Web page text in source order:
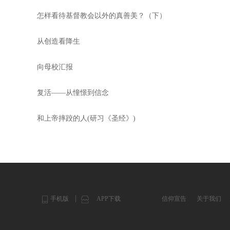
怎样看待基督教会以外的真善美？（下）
从创造看降生
向母校汇报
复活——从憧憬到信念
和上帝摔跤的人(研习《圣经》)
手机版 APP下载 信仰宣告 关于我们